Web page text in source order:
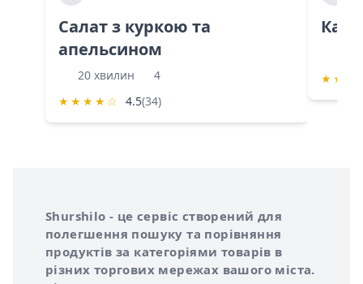
Салат з куркою та
апельсином
20 хвилин
4
★ ★ ★ ★ ☆ 4.5(34)
★ ★
Про сервіс Shurshilo
Shurshilo - це сервіс створений для
полегшення пошуку та порівняння
продуктів за категоріями товарів в
різних торгових мережах вашого міста.